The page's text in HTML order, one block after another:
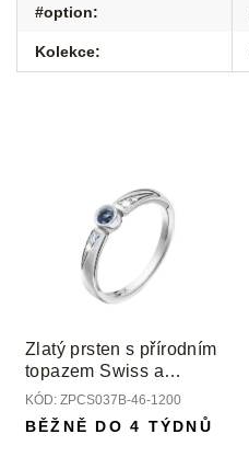
#option:
Kolekce:
Zlatý prsten s přírodním
topazem Swiss a
diamanty
KÓD: ZPCS037B-46-1200
BĚŽNĚ DO 4 TÝDNŮ